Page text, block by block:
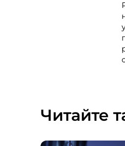
Читайте